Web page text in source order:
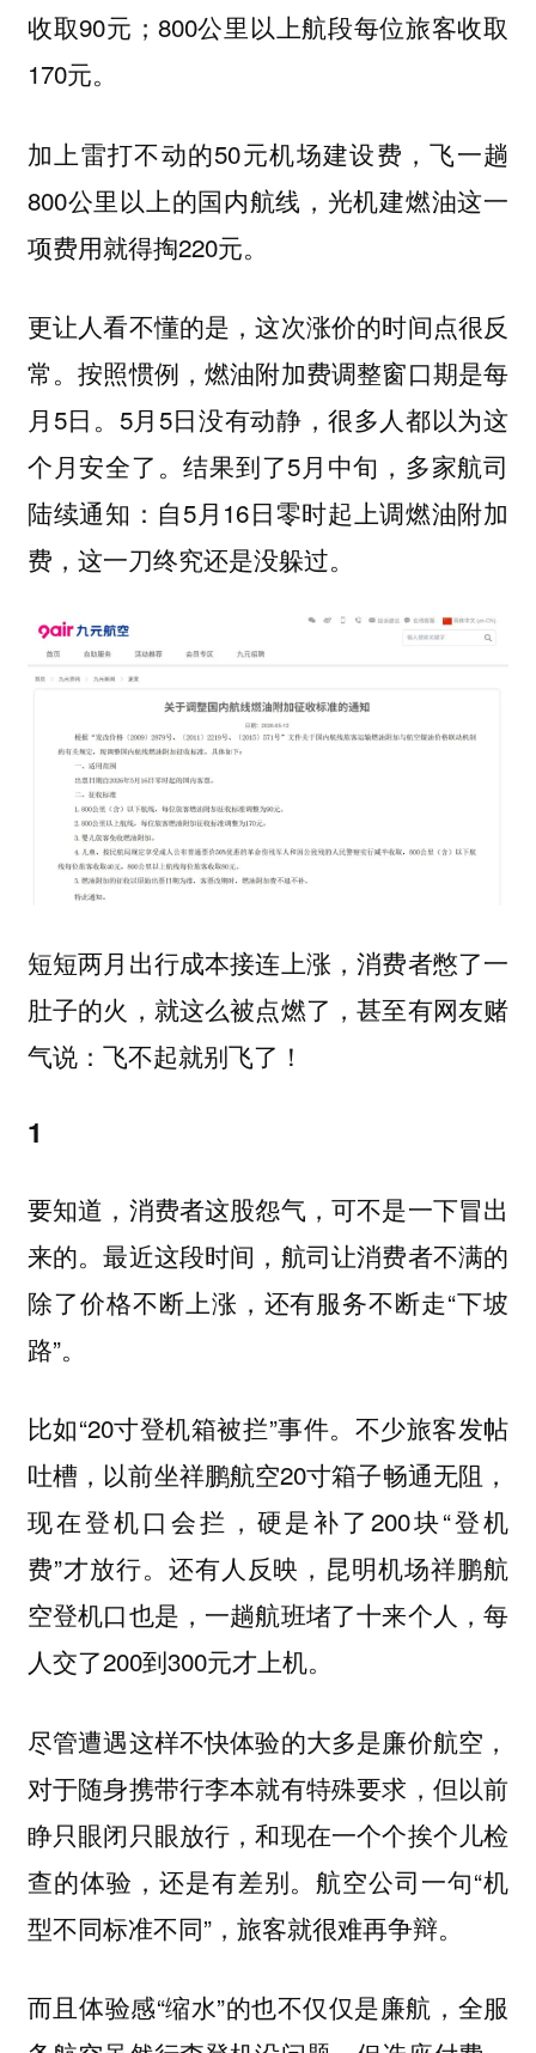
收取90元；800公里以上航段每位旅客收取
170元。
加上雷打不动的50元机场建设费，飞一趟
800公里以上的国内航线，光机建燃油这一
项费用就得掏220元。
更让人看不懂的是，这次涨价的时间点很反
常。按照惯例，燃油附加费调整窗口期是每
月5日。5月5日没有动静，很多人都以为这
个月安全了。结果到了5月中旬，多家航司
陆续通知：自5月16日零时起上调燃油附加
费，这一刀终究还是没躲过。
短短两月出行成本接连上涨，消费者憋了一
肚子的火，就这么被点燃了，甚至有网友赌
气说：飞不起就别飞了！
1
要知道，消费者这股怨气，可不是一下冒出
来的。最近这段时间，航司让消费者不满的
除了价格不断上涨，还有服务不断走“下坡
路”。
比如“20寸登机箱被拦”事件。不少旅客发帖
吐槽，以前坐祥鹏航空20寸箱子畅通无阻，
现在登机口会拦，硬是补了200块“登机
费”才放行。还有人反映，昆明机场祥鹏航
空登机口也是，一趟航班堵了十来个人，每
人交了200到300元才上机。
尽管遭遇这样不快体验的大多是廉价航空，
对于随身携带行李本就有特殊要求，但以前
睁只眼闭只眼放行，和现在一个个挨个儿检
查的体验，还是有差别。航空公司一句“机
型不同标准不同”，旅客就很难再争辩。
而且体验感“缩水”的也不仅仅是廉航，全服